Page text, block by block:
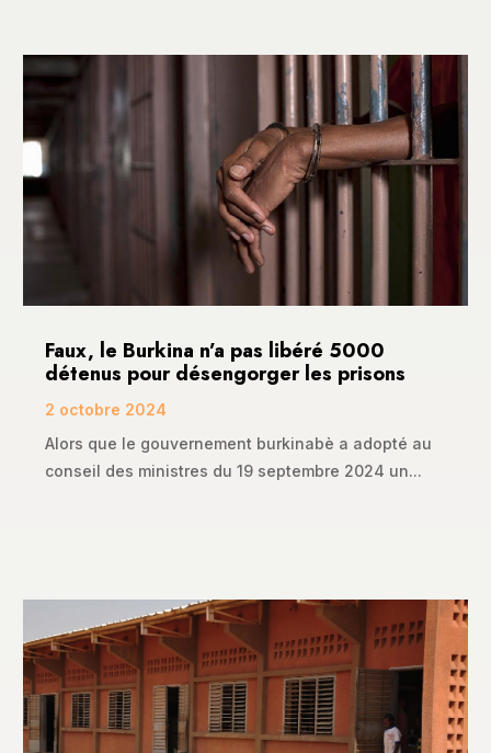
Faux, le Burkina n’a pas libéré 5000
détenus pour désengorger les prisons
2 octobre 2024
Alors que le gouvernement burkinabè a adopté au
conseil des ministres du 19 septembre 2024 un...